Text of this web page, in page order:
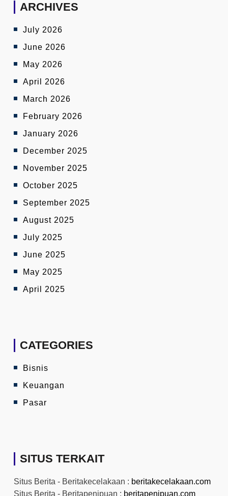
ARCHIVES
July 2026
June 2026
May 2026
April 2026
March 2026
February 2026
January 2026
December 2025
November 2025
October 2025
September 2025
August 2025
July 2025
June 2025
May 2025
April 2025
CATEGORIES
Bisnis
Keuangan
Pasar
SITUS TERKAIT
Situs Berita - Beritakecelakaan : beritakecelakaan.com
Situs Berita - Beritapenipuan : beritapenipuan.com